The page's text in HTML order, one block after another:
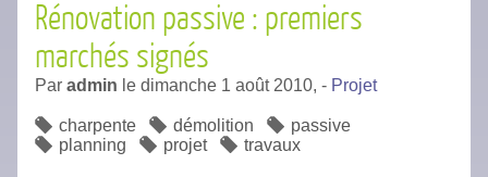
Rénovation passive : premiers
marchés signés
Par admin le dimanche 1 août 2010, - Projet
charpente démolition
passive
planning
projet travaux